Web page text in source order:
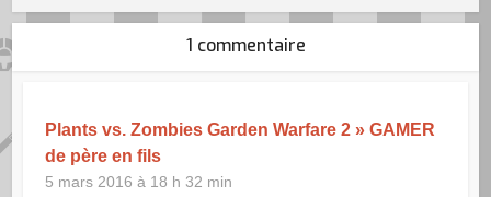
1 commentaire
Plants vs. Zombies Garden Warfare 2 » GAMER
de père en fils
5 mars 2016 à 18 h 32 min